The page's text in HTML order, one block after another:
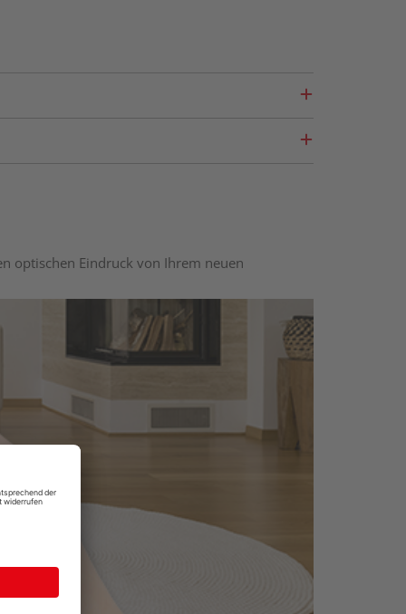
optischen Eindruck von Ihrem neuen